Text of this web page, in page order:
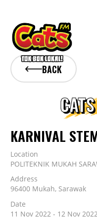
BACK
KARNIVAL
Location
POLITEKNIK MUKAH
Address
96400 Mukah, Sarawak
Date
11 Nov 2022 - 12 Nov 2022